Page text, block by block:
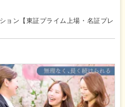
ョン【東証プライム上場・名証プレ